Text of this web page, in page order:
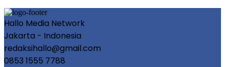
Hallo Media Network
Jakarta - Indonesia
redaksihallo@gmail.com
0853 1555 7788